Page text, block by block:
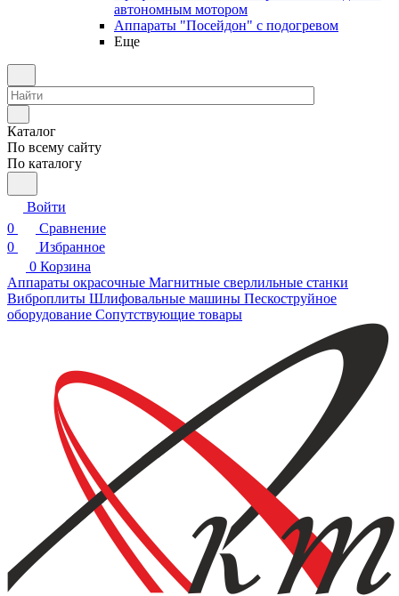
автономным мотором
Аппараты "Посейдон" с подогревом
Еще
Каталог
По всему сайту
По каталогу
Войти
0
Сравнение
0
Избранное
0 Корзина
Аппараты окрасочные Магнитные сверлильные станки
Виброплиты Шлифовальные машины Пескоструйное
оборудование Сопутствующие товары